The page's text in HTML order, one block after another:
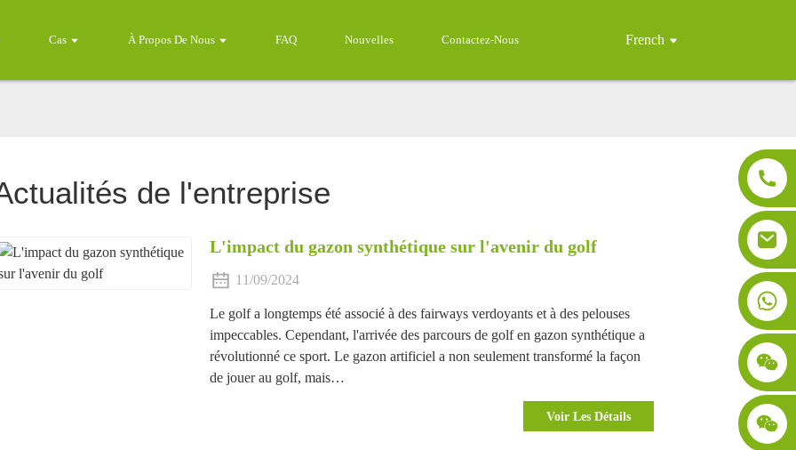
Cas À Propos De Nous FAQ Nouvelles Contactez-Nous French
de l'entreprise
L'impact du gazon synthétique sur l'avenir du golf
11/09/2024
Le golf a longtemps été associé à des fairways verdoyants et à des pelouses
impeccables. Cependant, l'arrivée des parcours de golf en gazon synthétique a
révolutionné ce sport. Le gazon artificiel a non seulement transformé la façon
de jouer au golf, mais…
Voir Les Détails